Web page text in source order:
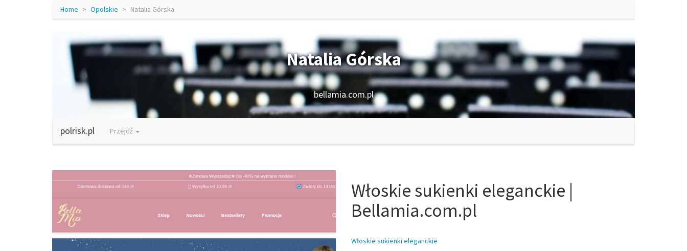
Home Opolskie Natalia Górska
Natalia Górska
bellamia.com.pl
polrisk.pl Przejdź
Włoskie sukienki eleganckie |
Bellamia.com.pl
Włoskie sukienki eleganckie